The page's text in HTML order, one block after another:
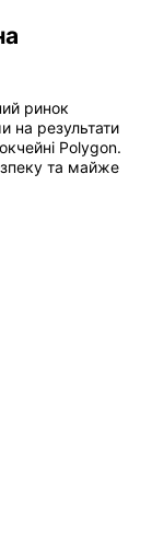
ринок
на результати
Polygon.
та майже